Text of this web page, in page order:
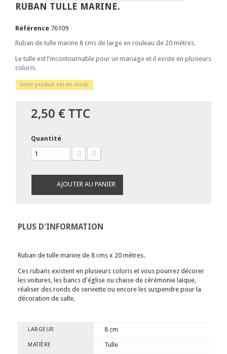
RUBAN TULLE MARINE.
Référence 76109
Ruban de tulle marine 8 cms de large en rouleau de 20 mètres.
Le tulle est l'incontournable pour un mariage et il existe en plusieurs
coloris.
Votre produit est en stock.
2,50 €TTC
Quantité
AJOUTER AU PANIER
PLUS D'INFORMATION
Ruban de tulle marine de 8 cms x 20 mètres.
Ces rubans existent en plusieurs coloris et vous pourrez décorer
les voitures, les bancs d'église ou chaise de cérémonie laïque,
réaliser des ronds de serviette ou encore les suspendre pour la
décoration de salle.
LARGEUR 8 cm
MATIÈRE Tulle